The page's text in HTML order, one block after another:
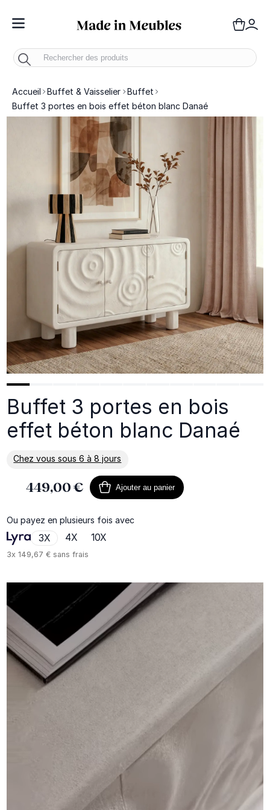
Toggle Nav
Accueil Buffet & Vaisselier
Buffet
Buffet 3 portes en bois effet béton blanc Danaé
Buffet 3 portes en bois
effet béton blanc Danaé
Chez vous sous 6 à 8 jours
En savoir plus sur la livraison
449,00 € Ajouter au panier
Ou payez en plusieurs fois avec
3X 4X 10X
3x149,67 € sans frais